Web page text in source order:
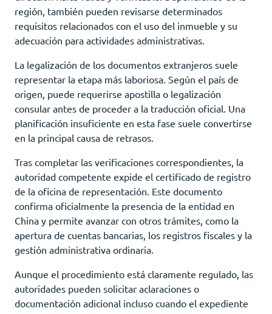
región, también pueden revisarse determinados
requisitos relacionados con el uso del inmueble y su
adecuación para actividades administrativas.
La legalización de los documentos extranjeros suele
representar la etapa más laboriosa. Según el país de
origen, puede requerirse apostilla o legalización
consular antes de proceder a la traducción oficial. Una
planificación insuficiente en esta fase suele convertirse
en la principal causa de retrasos.
Tras completar las verificaciones correspondientes, la
autoridad competente expide el certificado de registro
de la oficina de representación. Este documento
confirma oficialmente la presencia de la entidad en
China y permite avanzar con otros trámites, como la
apertura de cuentas bancarias, los registros fiscales y la
gestión administrativa ordinaria.
Aunque el procedimiento está claramente regulado, las
autoridades pueden solicitar aclaraciones o
documentación adicional incluso cuando el expediente